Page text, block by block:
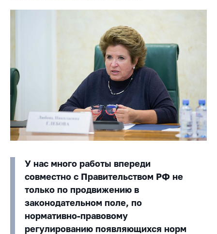
У нас много работы впереди
совместно с Правительством РФ не
только по продвижению в
законодательном поле, по
нормативно-правовому
регулированию появляющихся норм